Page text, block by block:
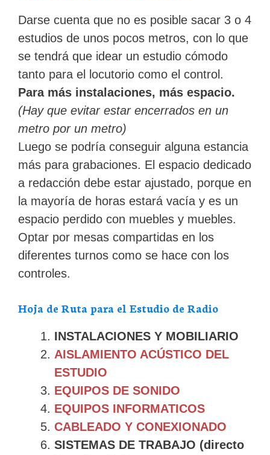
Darse cuenta que no es posible sacar 3 o 4
estudios de unos pocos metros, con lo que
se tendrá que idear un estudio cómodo
tanto para el locutorio como el control.
Para más instalaciones, más espacio.
(Hay que evitar estar encerrados en un
metro por un metro)
Luego se podría conseguir alguna estancia
más para grabaciones. El espacio dedicado
a redacción debe estar ajustado, porque en
la mayoría de horas estará vacía y es un
espacio perdido con muebles y muebles.
Optar por mesas compartidas en los
diferentes turnos como se hace con los
controles.
Hoja de Ruta para el Estudio de Radio
INSTALACIONES Y MOBILIARIO
AISLAMIENTO ACÚSTICO DEL
ESTUDIO
EQUIPOS DE SONIDO
EQUIPOS INFORMATICOS
CABLEADO Y CONEXIONADO
SISTEMAS DE TRABAJO (directo